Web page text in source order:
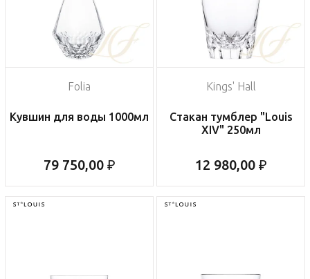
Folia
Кувшин для воды 1000мл
79 750,00 ₽
Kings' Hall
Стакан тумблер "Louis
XIV" 250мл
12 980,00 ₽